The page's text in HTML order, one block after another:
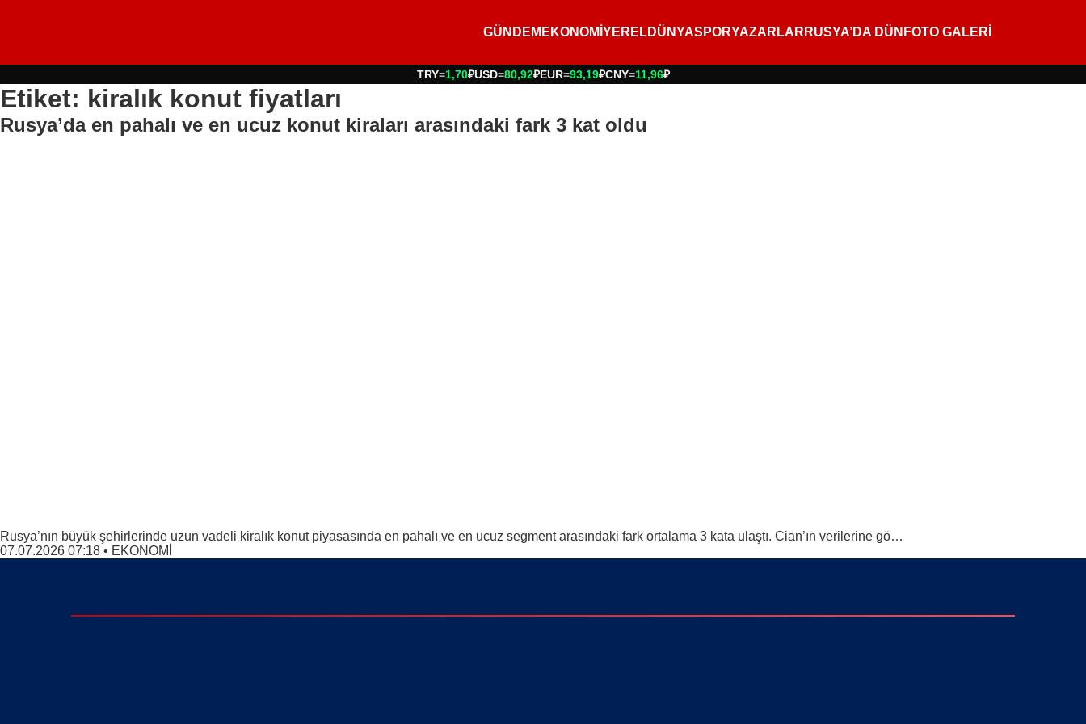
GÜNDEM EKONOMİ YERELDÜNYASPORYAZARLAR RUSYA’DA DÜN FOTO GALERİ
TRY=1,70₽USD=80,92₽EUR=93,19₽CNY=11,96₽
Etiket: kiralık konut fiyatları
Rusya’da en pahalı ve en ucuz konut kiraları arasındaki fark 3 kat oldu
Rusya’nın büyük şehirlerinde uzun vadeli kiralık konut piyasasında en pahalı ve en ucuz segment arasındaki fark ortalama 3 kata ulaştı. Cian’ın verilerine gö…
07.07.2026 07:18 • EKONOMİ